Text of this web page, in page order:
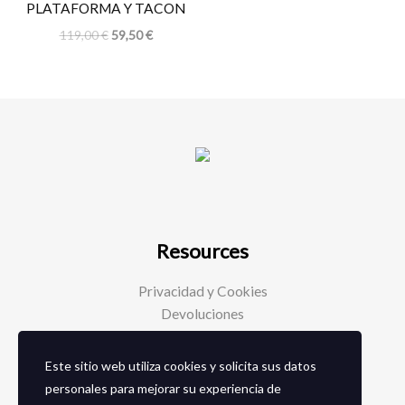
PLATAFORMA Y TACON
119,00€ 59,50€
Resources
Privacidad y Cookies
Devoluciones
Social Media
Este sitio web utiliza cookies y solicita sus datos
personales para mejorar su experiencia de